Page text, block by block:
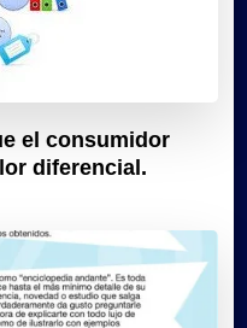
el consumidor
diferencial.